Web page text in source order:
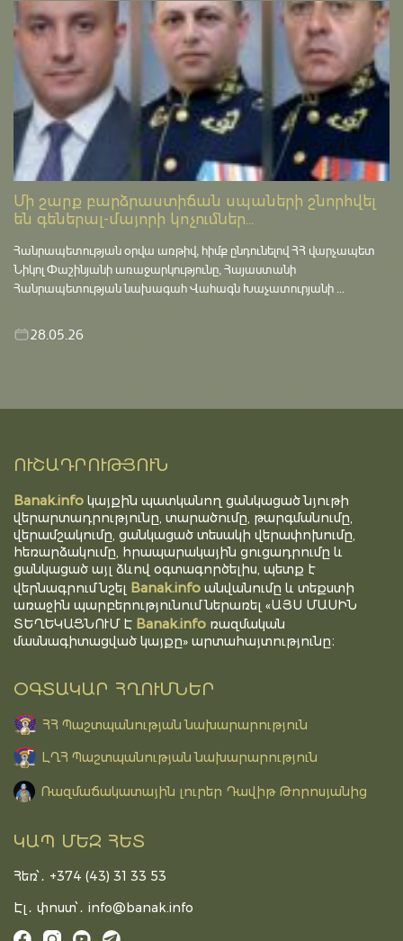
Մի շարք բարձրաստիճան սպաների շնորհվել
են գեներալ-մայորի կոչումներ...
Հանրապետության օրվա առթիվ, հիմք ընդունելով ՀՀ վարչապետ
Նիկոլ Փաշինյանի առաջարկությունը, Հայաստանի
Հանրապետության նախագահ Վահագն Խաչատուրյանի ...
28.05.26
ՈՒՇԱԴՐՈՒԹՅՈՒՆ
Banak.info կայքին պատկանող ցանկացած նյութի
վերարտադրությունը, տարածումը, թարգմանումը,
վերամշակումը, ցանկացած տեսակի վերափոխումը,
հեռարձակումը, հրապարակային ցուցադրումը և
ցանկացած այլ ձևով օգտագործելիս, պետք է
վերնագրում նշել Banak.info անվանումը և տեքստի
առաջին պարբերությունում ներառել «ԱՅՍ ՄԱՍԻՆ
ՏԵՂԵԿԱՑՆՈՒՄ Է Banak.info ռազմական
մասնագիտացված կայքը» արտահայտությունը։
ՕԳՏԱԿԱՐ ՀՂՈՒՄՆԵՐ
ՀՀ Պաշտպանության նախարարություն
ԼՂՀ Պաշտպանության նախարարություն
Ռազմաճակատային լուրեր Դավիթ Թորոսյանից
ԿԱՊ ՄԵԶ ՀԵՏ
Հեռ՝․ +374 (43) 31 33 53
Էլ․ փոստ՝․ info@banak.info